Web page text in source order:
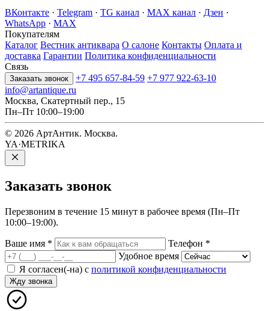
ВКонтакте · Telegram · TG канал · MAX канал · Дзен ·
WhatsApp · MAX
Покупателям
Каталог Вестник антиквара О салоне Контакты Оплата и
доставка Гарантии Политика конфиденциальности
Связь
Заказать звонок +7 495 657-84-59 +7 977 922-63-10
info@artantique.ru
Москва, Скатертный пер., 15
Пн–Пт 10:00–19:00
© 2026 АртАнтик. Москва.
YA·METRIKA
Заказать звонок
Перезвоним в течение 15 минут в рабочее время (Пн–Пт
10:00–19:00).
Ваше имя * Телефон *
Удобное время
Я согласен(-на) с политикой конфиденциальности
Жду звонка